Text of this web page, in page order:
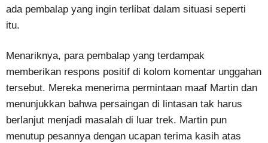
ada pembalap yang ingin terlibat dalam situasi seperti
itu.
Menariknya, para pembalap yang terdampak
memberikan respons positif di kolom komentar unggahan
tersebut. Mereka menerima permintaan maaf Martin dan
menunjukkan bahwa persaingan di lintasan tak harus
berlanjut menjadi masalah di luar trek. Martin pun
menutup pesannya dengan ucapan terima kasih atas